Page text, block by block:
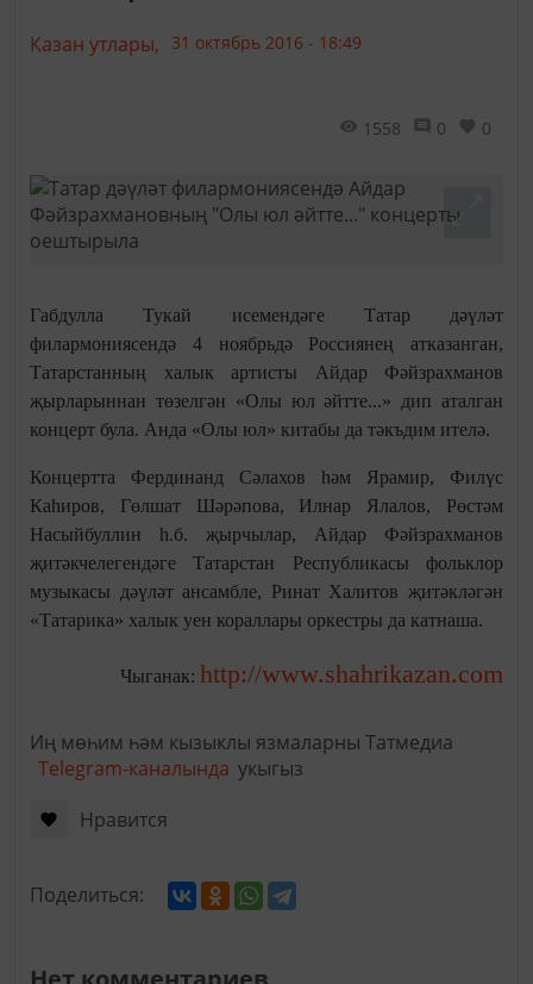
Казан утлары, 31 октябрь 2016 - 18:49
1558 0 0
Габдулла Тукай исемендәге Татар дәүләт
филармониясендә 4 ноябрьдә Россиянең атказанган,
Татарстанның халык артисты Айдар Фәйзрахманов
җырларыннан төзелгән «Олы юл әйтте...» дип аталган
концерт була. Анда «Олы юл» китабы да тәкъдим ителә.
Концертта Фердинанд Сәлахов һәм Ярамир, Филүс
Каһиров, Гөлшат Шәрәпова, Илнар Ялалов, Рөстәм
Насыйбуллин һ.б. җырчылар, Айдар Фәйзрахманов
җитәкчелегендәге Татарстан Республикасы фольклор
музыкасы дәүләт ансамбле, Ринат Халитов җитәкләгән
«Татарика» халык уен кораллары оркестры да катнаша.
Чыганак: http://www.shahrikazan.com
Иң мөһим һәм кызыклы язмаларны Татмедиа
Telegram-каналында укыгыз
Нравится
Поделиться: